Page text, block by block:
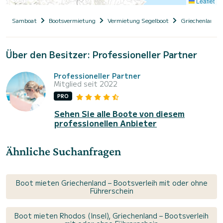
Samboat Bootsvermietung Vermietung Segelboot Griechenland
Über den Besitzer: Professioneller Partner
Professioneller Partner
Mitglied seit 2022
PRO
Sehen Sie alle Boote von diesem
professionellen Anbieter
Ähnliche Suchanfragen
Boot mieten Griechenland – Bootsverleih mit oder ohne
Führerschein
Boot mieten Rhodos (Insel), Griechenland – Bootsverleih